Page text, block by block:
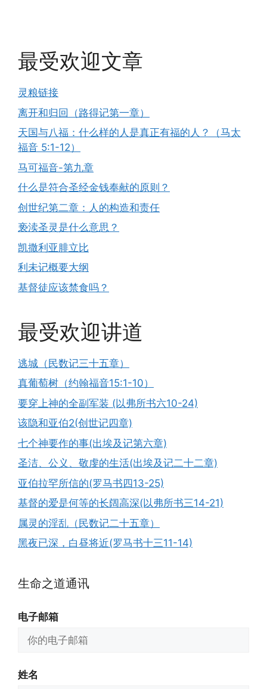
最受欢迎文章
灵粮链接
离开和归回（路得记第一章）
天国与八福：什么样的人是真正有福的人？（马太
福音 5:1-12）
马可福音-第九章
什么是符合圣经金钱奉献的原则？
创世纪第二章：人的构造和责任
亵渎圣灵是什么意思？
凯撒利亚腓立比
利未记概要大纲
基督徒应该禁食吗？
最受欢迎讲道
逃城（民数记三十五章）
真葡萄树（约翰福音15:1-10）
要穿上神的全副军装 (以弗所书六10-24)
该隐和亚伯2(创世记四章)
七个神要作的事(出埃及记第六章)
圣洁、公义、敬虔的生活(出埃及记二十二章)
亚伯拉罕所信的(罗马书四13-25)
基督的爱是何等的长阔高深(以弗所书三14-21)
属灵的淫乱（民数记二十五章）
黑夜已深，白昼将近(罗马书十三11-14)
生命之道通讯
电子邮箱
姓名